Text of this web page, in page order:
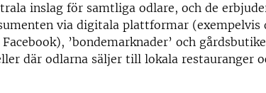
inslag för samtliga odlare, och de
via digitala plattformar (exempelvis
’bondemarknader’ och
där odlarna säljer till lokala restauranger